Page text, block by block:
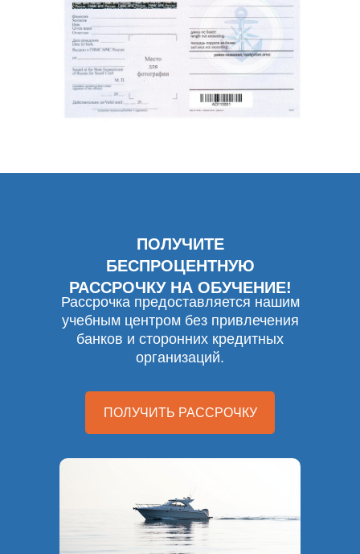
ПОЛУЧИТЕ
БЕСПРОЦЕНТНУЮ
РАССРОЧКУ НА ОБУЧЕНИЕ!
ПОЛУЧИТЬ РАССРОЧКУ
Рассрочка предоставляется нашим
учебным центром без привлечения
банков и сторонних кредитных
организаций.